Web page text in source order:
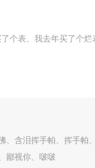
个表、我去年买了个烂
、含泪挥手帕、挥手
鄙视你、啵啵